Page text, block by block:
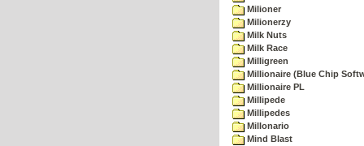
Milioner
Milionerzy
Milk Nuts
Milk Race
Milligreen
Millionaire (Blue Chip
Millionaire PL
Millipede
Millipedes
Millonario
Mind Blast